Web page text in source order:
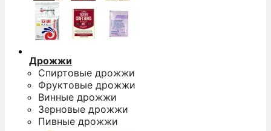
Дрожжи
Спиртовые дрожжи
Фруктовые дрожжи
Винные дрожжи
Зерновые дрожжи
Пивные дрожжи